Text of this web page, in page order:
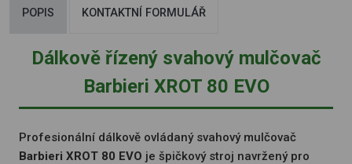
POPIS KONTAKTNÍ FORMULÁŘ
Dálkově řízený svahový mulčovač
Barbieri XROT 80 EVO
Profesionální dálkově ovládaný svahový mulčovač
Barbieri XROT 80 EVO je špičkový stroj navržený pro